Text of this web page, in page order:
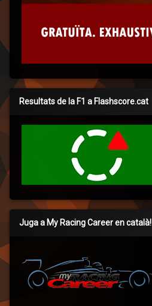
Resultats de la F1 a Flashscore.cat
Juga a My Racing Career en català!